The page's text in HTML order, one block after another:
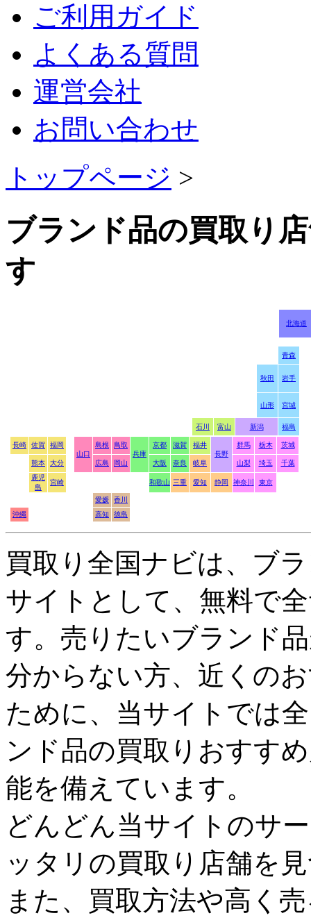
ご利用ガイド
よくある質問
運営会社
お問い合わせ
トップページ >
ブランド品の買取り
す
北海道
青森
秋田 岩手
山形 宮城
石川 富山 新潟 福島
長崎 佐賀
福岡
山口
島根
鳥取
兵庫
京都 滋賀
福井
長野
群馬 栃木 茨城
熊本 大分 広島 岡山 大阪 奈良 岐阜 山梨 埼玉
千葉
鹿児
島
宮崎 和歌山 三重 愛知 静岡 神奈川 東京
愛媛
香川
沖縄
高知 徳島
買取り全国ナビは、ブ
サイトとして、無料で
す。売りたいブランド
分からない方、近くの
ために、当サイトでは
ンド品の買取りおすす
能を備えています。
どんどん当サイトのサ
ッタリの買取り店舗を
また、買取方法や高く